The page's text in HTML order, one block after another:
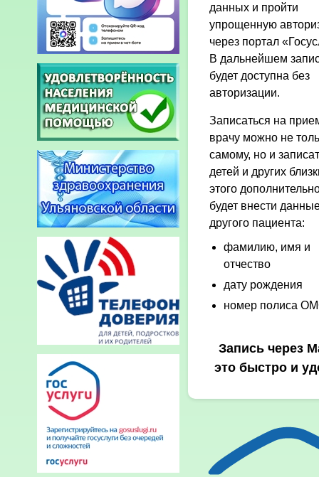
данных и пройти
упрощенную
через портал
В дальнейшем
будет доступна без
авторизации.
Записаться на
врачу можно не
самому, но и
детей и других
этого
будет внести
другого пациента:
фамилию, имя и
отчество
дату рождения
номер полиса
Запись через
это быстро и